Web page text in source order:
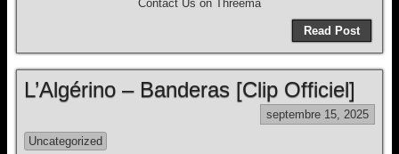
Contact Us on Threema
Read Post
L’Algérino – Banderas [Clip Officiel]
septembre 15, 2025
Uncategorized